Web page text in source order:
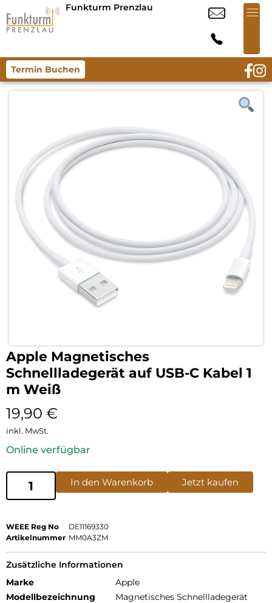
Funkturm Prenzlau
Termin Buchen
Apple Magnetisches
Schnellladegerät auf USB-C Kabel 1
m Weiß
19,90 €
inkl. MwSt.
Online verfügbar
In den Warenkorb Jetzt kaufen
WEEE Reg No
DE11169330
Artikelnummer MM0A3ZM
Zusätzliche Informationen
Marke
Apple
Modellbezeichnung
Magnetisches Schnellladegerät